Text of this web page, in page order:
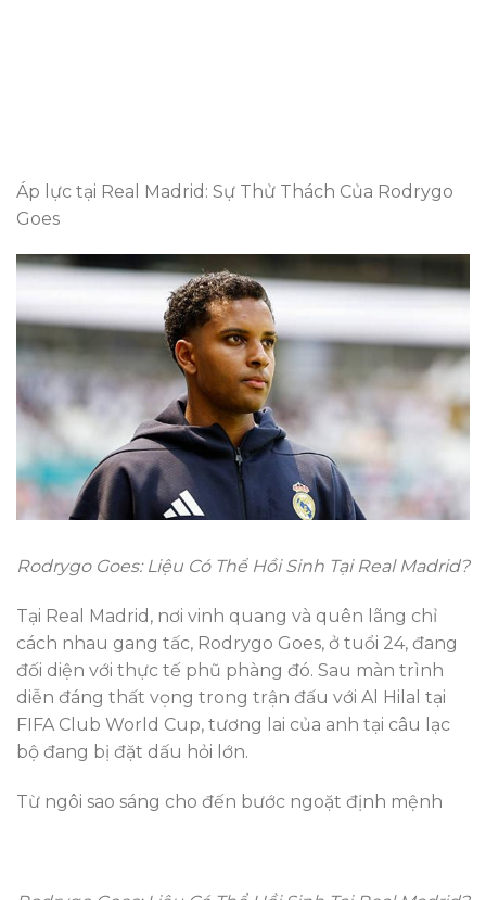
Áp lực tại Real Madrid: Sự Thử Thách Của Rodrygo
Goes
Rodrygo Goes: Liệu Có Thể Hồi Sinh Tại Real Madrid?
Tại Real Madrid, nơi vinh quang và quên lãng chỉ
cách nhau gang tấc, Rodrygo Goes, ở tuổi 24, đang
đối diện với thực tế phũ phàng đó. Sau màn trình
diễn đáng thất vọng trong trận đấu với Al Hilal tại
FIFA Club World Cup, tương lai của anh tại câu lạc
bộ đang bị đặt dấu hỏi lớn.
Từ ngôi sao sáng cho đến bước ngoặt định mệnh